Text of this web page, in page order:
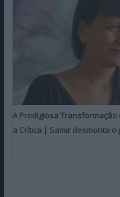
A Prodigiosa
a Crítica | Samir desmonta